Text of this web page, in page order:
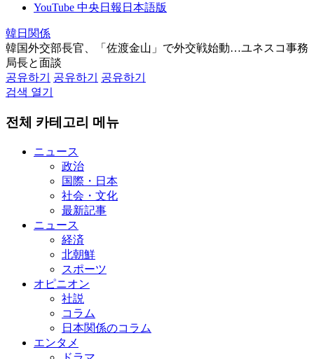
YouTube 中央日報日本語版
韓日関係
韓国外交部長官、「佐渡金山」で外交戦始動…ユネスコ事務
局長と面談
공유하기
공유하기
공유하기
검색 열기
전체 카테고리 메뉴
ニュース
政治
国際・日本
社会・文化
最新記事
ニュース
経済
北朝鮮
スポーツ
オピニオン
社説
コラム
日本関係のコラム
エンタメ